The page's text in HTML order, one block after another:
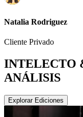
Natalia Rodriguez
Cliente Privado
INTELECTO
ANÁLISIS
Explorar Ediciones